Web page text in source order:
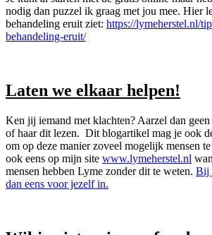
nodig dan puzzel ik graag met jou mee. Hier
behandeling eruit ziet: https://lymeherstel.nl/
behandeling-eruit/
Laten we elkaar helpen!
Ken jij iemand met klachten? Aarzel dan
of haar dit lezen. Dit blogartikel mag je ook
om op deze manier zoveel mogelijk mensen
ook eens op mijn site www.lymeherstel.nl
mensen hebben Lyme zonder dit te weten. Bij
dan eens voor jezelf in.